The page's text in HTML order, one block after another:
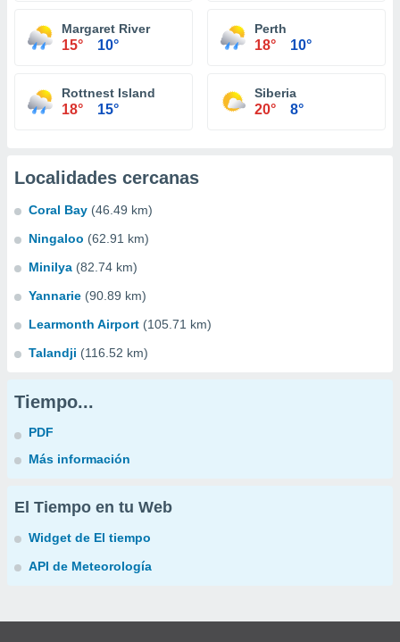
Margaret River
15° 10°
Perth
18° 10°
Rottnest Island
18° 15°
Siberia
20° 8°
Localidades cercanas
Coral Bay (46.49 km)
Ningaloo (62.91 km)
Minilya (82.74 km)
Yannarie (90.89 km)
Learmonth Airport (105.71 km)
Talandji (116.52 km)
Tiempo...
PDF
Más información
El Tiempo en tu Web
Widget de El tiempo
API de Meteorología